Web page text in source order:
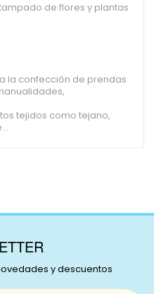
de flores y plantas
la confección de prendas
tejidos como tejano,
y descuentos